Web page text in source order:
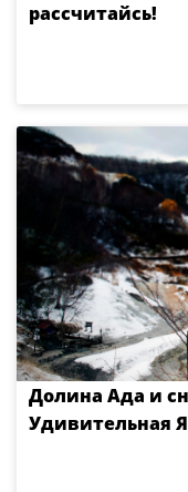
рассчитайсь!
Долина Ада и
Удивительная